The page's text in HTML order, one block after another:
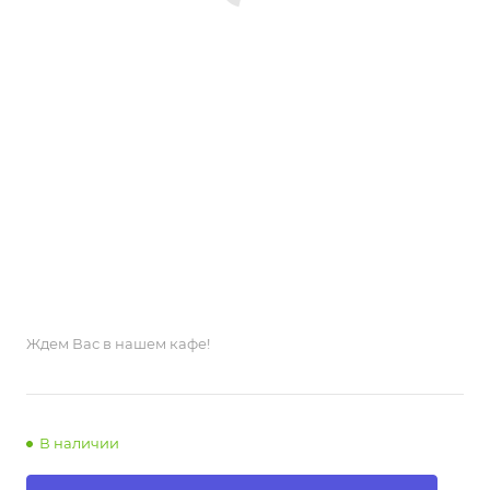
Ждем Вас в нашем кафе!
В наличии